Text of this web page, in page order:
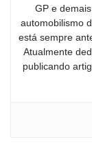
GP e
automobilismo
está sempre
Atualmente
publicando